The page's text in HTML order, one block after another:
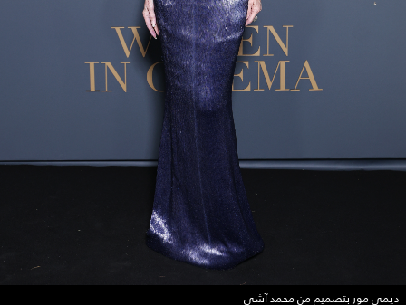
ديمي مور بتصميم من محمد آشي